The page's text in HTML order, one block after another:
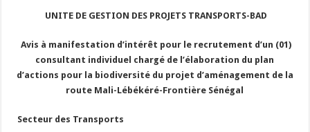
UNITE DE GESTION DES PROJETS TRANSPORTS-BAD
Avis à manifestation d’intérêt pour le recrutement d’un (01)
consultant individuel chargé de l’élaboration du plan
d’actions pour la biodiversité du projet d’aménagement de la
route Mali-Lébékéré-Frontière Sénégal
Secteur des Transports